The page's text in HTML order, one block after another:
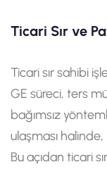
Ticari Sır ve
Ticari sır sahibi
GE süreci, ters
bağımsız
ulaşması
Bu açıdan ticari